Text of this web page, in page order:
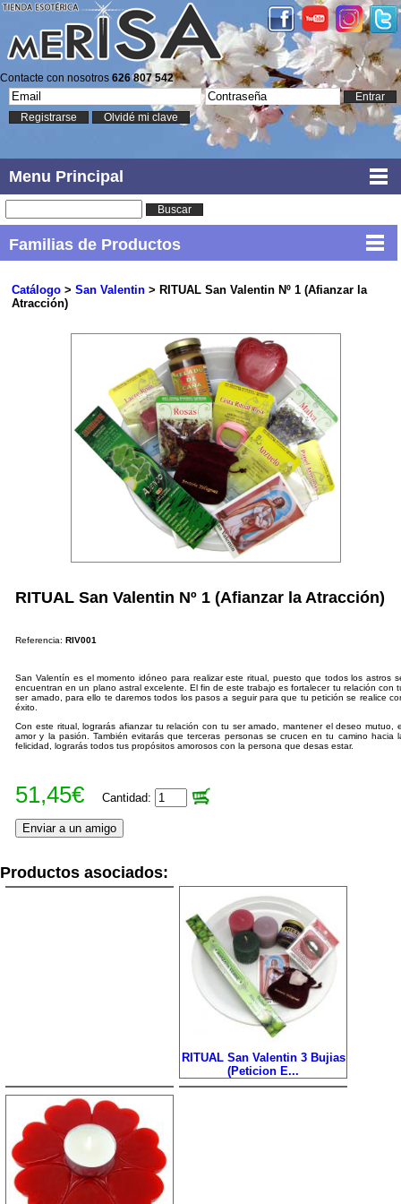
Contacte con nosotros 626 807 542
Entrar
Registrarse
Olvidé mi clave
Menu Principal
Buscar
Familias de Productos
Catálogo> San Valentin> RITUAL San Valentin Nº 1 (Afianzar la
Atracción)
RITUAL San Valentin Nº 1 (Afianzar la Atracción)
Referencia:RIV001
San Valentín es el momento idóneo para realizar este ritual, puesto que todos los astros
encuentran en un plano astral excelente. El fin de este trabajo es fortalecer tu relación con
ser amado, para ello te daremos todos los pasos a seguir para que tu petición se realice
éxito.
Con este ritual, lograrás afianzar tu relación con tu ser amado, mantener el deseo mutuo,
amor y la pasión. También evitarás que terceras personas se crucen en tu camino hacia
felicidad, lograrás todos tus propósitos amorosos con la persona que desas estar.
51,45€ Cantidad:
Productos asociados:
RITUAL San Valentin 3 Bujias
(Peticion E...